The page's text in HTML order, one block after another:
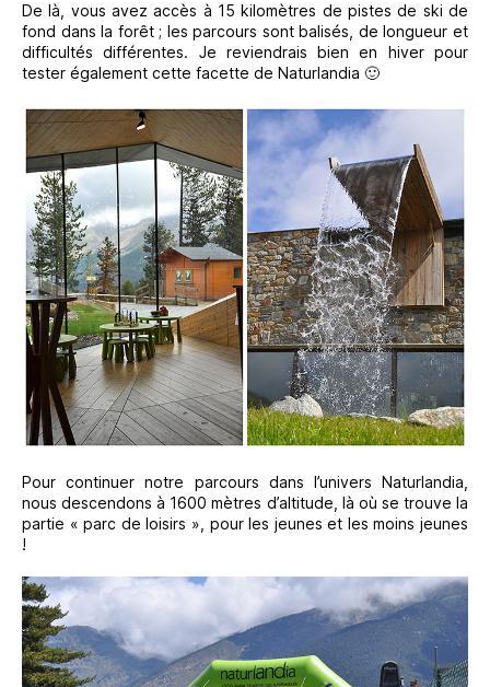
De là, vous avez accès à 15 kilomètres de pistes de ski de
fond dans la forêt ; les parcours sont balisés, de longueur et
difficultés différentes. Je reviendrais bien en hiver pour
tester également cette facette de Naturlandia 🙂
Pour continuer notre parcours dans l’univers Naturlandia,
nous descendons à 1600 mètres d’altitude, là où se trouve la
partie « parc de loisirs », pour les jeunes et les moins jeunes
!